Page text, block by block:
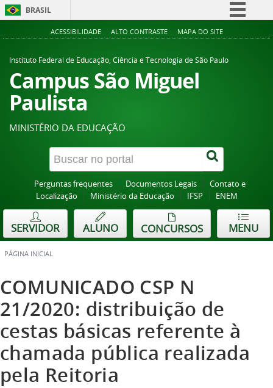
BRASIL
Simplifique!
Acesso à informação
ACESSIBILIDADE ALTO CONTRASTE MAPA DO SITE
Instituto Federal de Educação, Ciência e Tecnologia de São Paulo
Campus São Miguel
Paulista
MINISTÉRIO DA EDUCAÇÃO
Perguntas frequentes Documentos Legais
Contato e
Localização
Ministério da Educação IFSP ENEM
PÁGINA INICIAL
SERVIDOR ALUNO CONCURSOS MENU
COMUNICADO CSP N
21/2020: distribuição de
cestas básicas referente à
chamada pública realizada
pela Reitoria